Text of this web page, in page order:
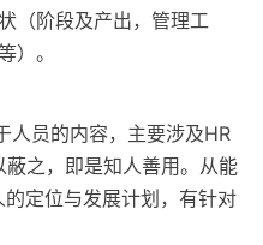
（阶段及产出，管理工
）。
人员的内容，主要涉及HR
蔽之，即是知人善用。从能
定位与发展计划，有针对